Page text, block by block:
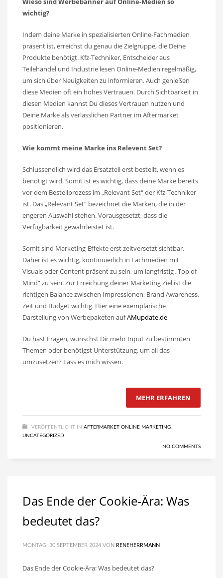
wichtig?
Indem deine Marke in spezialisierten Online-Fachmedien
präsent ist, erreichst du genau die Zielgruppe, die Deine
Produkte benötigt. Kfz-Techniker, Entscheider aus
Teilehandel und Industrie lesen Online-Medien regelmäßig,
um sich über Neuigkeiten zu informieren. Auch genießen
diese Medien oft ein hohes Vertrauen. Durch Sichtbarkeit in
diesen Medien kannst Du dieses Vertrauen nutzen und
Deine Marke als verlässlichen Partner im Aftermarket
positionieren.
Wie kommt meine Marke ins Relevent Set?
Schlussendlich wird das Ersatzteil erst bestellt, wenn es
benötigt wird. Somit ist es wichtig, dass deine Marke bereits
vor dem Bestellprozess im „Relevant Set“ der Kfz-Techniker
ist. Das „Relevant Set“ bezeichnet die Marken, die in der
engeren Auswahl stehen. Vorausgesetzt, dass die
Verfügbarkeit gewährleistet ist.
Somit sind Marketing-Effekte erst zeitversetzt sichtbar.
Daher ist es wichtig, kontinuierlich in Fachmedien mit
Visuals oder Content präsent zu sein, um langfristig „Top of
Mind“ zu sein. Zur Erreichung deiner Marketing Ziel ist die
richtigen Balance zwischen Impressionen, Brand Awareness,
Zeit und Budget wichtig. Hier eine exemplarische
Darstellung von Werbepaketen aufAMupdate.de
Du hast Fragen, wünschst Dir mehr Input zu bestimmten
Themen oder benötigst Unterstützung, um all das
umzusetzen? Lass es mich wissen.
MEHR ERFAHREN
VERÖFFENTLICHT IN AFTERMARKET ONLINE MARKETING
UNCATEGORIZED
NO COMMENTS
Das Ende der Cookie-Ära: Was
bedeutet das?
MONTAG, 30 SEPTEMBER 2024 VON RENEHERRMANN
Das Ende der Cookie-Ära: Was bedeutet das?